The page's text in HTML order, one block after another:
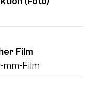
Film
mm-Film